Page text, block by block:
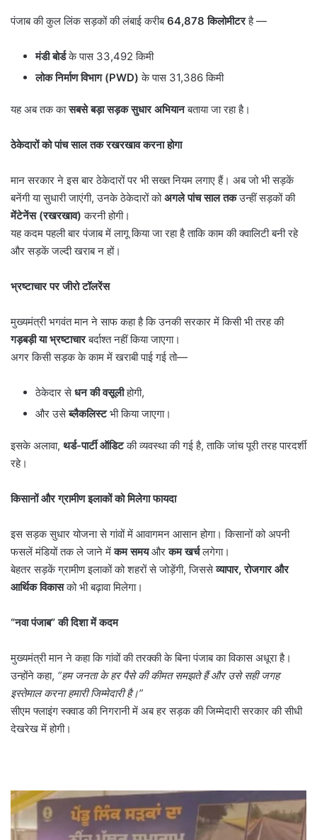
पंजाब की कुल लिंक सड़कों की लंबाई करीब64,878किलोमीटरहै —
मंडी बोर्डके पास 33,492 किमी
लोक निर्माण विभाग (PWD) के पास 31,386 किमी
यह अब तक कासबसे बड़ा सड़क सुधार अभियानबताया जा रहा है।
ठेकेदारों को पांच साल तक रखरखाव करना होगा
मान सरकार ने इस बार ठेकेदारों पर भी सख्त नियम लगाए हैं। अब जो भी सड़कें
बनेंगी या सुधारी जाएंगी, उनके ठेकेदारों कोअगले पांच साल तकउन्हीं सड़कों की
मेंटेनेंस (रखरखाव) करनी होगी।
यह कदम पहली बार पंजाब में लागू किया जा रहा है ताकि काम की क्वालिटी बनी रहे
और सड़कें जल्दी खराब न हों।
भ्रष्टाचार पर जीरो टॉलरेंस
मुख्यमंत्री भगवंत मान ने साफ कहा है कि उनकी सरकार में किसी भी तरह की
गड़बड़ी या भ्रष्टाचारबर्दाश्त नहीं किया जाएगा।
अगर किसी सड़क के काम में खराबी पाई गई तो—
ठेकेदार सेधन की वसूलीहोगी,
और उसेब्लैकलिस्टभी किया जाएगा।
इसके अलावा, थर्ड-पार्टी ऑडिटकी व्यवस्था की गई है, ताकि जांच पूरी तरह पारदर्शी
रहे।
किसानों और ग्रामीण इलाकों को मिलेगा फायदा
इस सड़क सुधार योजना से गांवों में आवागमन आसान होगा। किसानों को अपनी
फसलें मंडियों तक ले जाने मेंकम समयऔरकम खर्चलगेगा।
बेहतर सड़कें ग्रामीण इलाकों को शहरों से जोड़ेंगी, जिससेव्यापार,रोजगार और
आर्थिक विकासको भी बढ़ावा मिलेगा।
“नवा पंजाब” की दिशा में कदम
मुख्यमंत्री मान ने कहा कि गांवों की तरक्की के बिना पंजाब का विकास अधूरा है।
उन्होंने कहा, “हम जनता के हर पैसे की कीमत समझते हैं और उसे सही जगह
इस्तेमाल करना हमारी जिम्मेदारी है।”
सीएम फ्लाइंग स्क्वाड की निगरानी में अब हर सड़क की जिम्मेदारी सरकार की सीधी
देखरेख में होगी।